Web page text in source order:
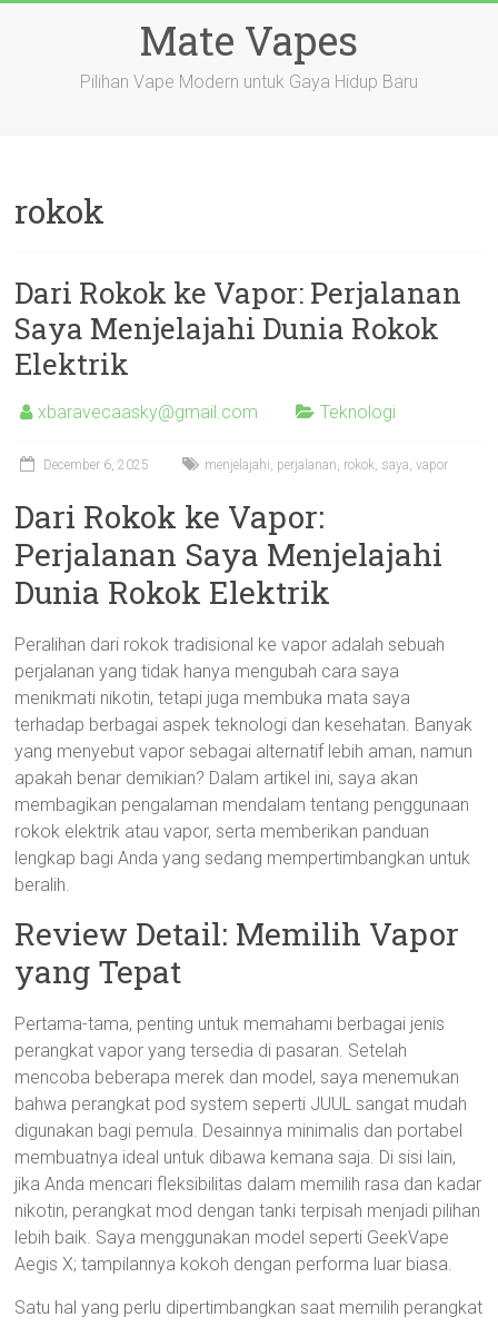
Mate Vapes
Pilihan Vape Modern untuk Gaya Hidup Baru
rokok
Dari Rokok ke Vapor: Perjalanan
Saya Menjelajahi Dunia Rokok
Elektrik
xbaravecaasky@gmail.com Teknologi
December 6, 2025 menjelajahi, perjalanan, rokok, saya,vapor
Dari Rokok ke Vapor:
Perjalanan Saya Menjelajahi
Dunia Rokok Elektrik
Peralihan dari rokok tradisional ke vapor adalah sebuah
perjalanan yang tidak hanya mengubah cara saya
menikmati nikotin, tetapi juga membuka mata saya
terhadap berbagai aspek teknologi dan kesehatan. Banyak
yang menyebut vapor sebagai alternatif lebih aman, namun
apakah benar demikian? Dalam artikel ini, saya akan
membagikan pengalaman mendalam tentang penggunaan
rokok elektrik atau vapor, serta memberikan panduan
lengkap bagi Anda yang sedang mempertimbangkan untuk
beralih.
Review Detail: Memilih Vapor
yang Tepat
Pertama-tama, penting untuk memahami berbagai jenis
perangkat vapor yang tersedia di pasaran. Setelah
mencoba beberapa merek dan model, saya menemukan
bahwa perangkat pod system seperti JUUL sangat mudah
digunakan bagi pemula. Desainnya minimalis dan portabel
membuatnya ideal untuk dibawa kemana saja. Di sisi lain,
jika Anda mencari fleksibilitas dalam memilih rasa dan kadar
nikotin, perangkat mod dengan tanki terpisah menjadi pilihan
lebih baik. Saya menggunakan model seperti GeekVape
Aegis X; tampilannya kokoh dengan performa luar biasa.
Satu hal yang perlu dipertimbangkan saat memilih perangkat